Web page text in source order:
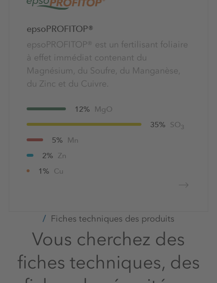
epsoPROFITOP®
epsoPROFITOP® est un fertilisant foliaire
à effet immédiat contenant du
Magnésium, du Soufre, du Manganèse,
du Zinc et du Cuivre.
12%
MgO
35% SO3
5%
Mn
2% Zn
1% Cu
Fiches techniques des produits
Vous cherchez des
fiches techniques, des